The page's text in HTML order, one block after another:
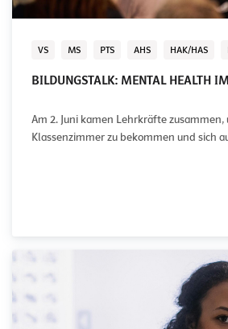
VS MS PTS AHS HAK/HAS
BILDUNGSTALK: MENTAL HEALTH
Am 2. Juni kamen Lehrkräfte
Klassenzimmer zu bekommen und sich